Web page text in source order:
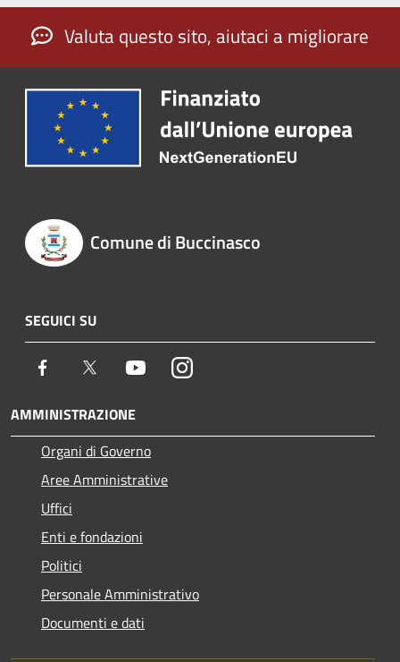
Valuta questo sito, aiutaci a migliorare
Comune di Buccinasco
SEGUICI SU
Facebook Twitter YoutubeInstagram
AMMINISTRAZIONE
Organi di Governo
Aree Amministrative
Uffici
Enti e fondazioni
Politici
Personale Amministrativo
Documenti e dati